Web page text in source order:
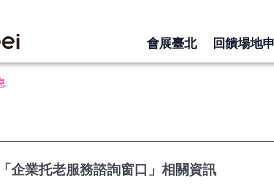
會展臺北 回饋場地
企業托老服務諮詢窗口」相關資訊